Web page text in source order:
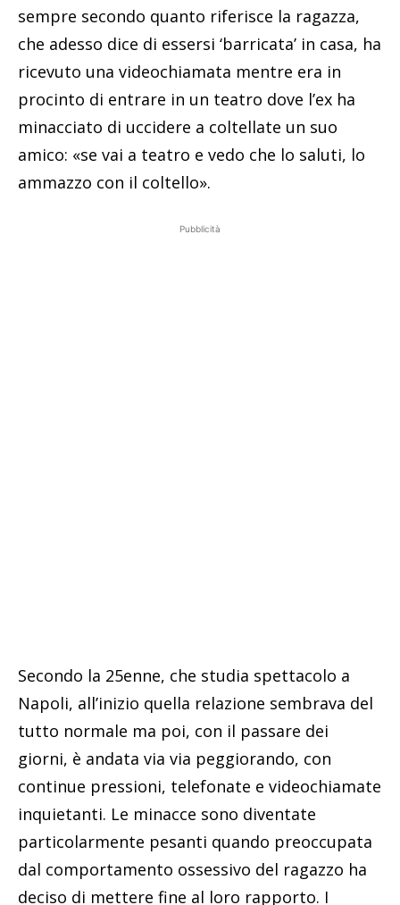
sempre secondo quanto riferisce la ragazza,
che adesso dice di essersi ‘barricata’ in casa, ha
ricevuto una videochiamata mentre era in
procinto di entrare in un teatro dove l’ex ha
minacciato di uccidere a coltellate un suo
amico: «se vai a teatro e vedo che lo saluti, lo
ammazzo con il coltello».
Pubblicità
Secondo la 25enne, che studia spettacolo a
Napoli, all’inizio quella relazione sembrava del
tutto normale ma poi, con il passare dei
giorni, è andata via via peggiorando, con
continue pressioni, telefonate e videochiamate
inquietanti. Le minacce sono diventate
particolarmente pesanti quando preoccupata
dal comportamento ossessivo del ragazzo ha
deciso di mettere fine al loro rapporto. I